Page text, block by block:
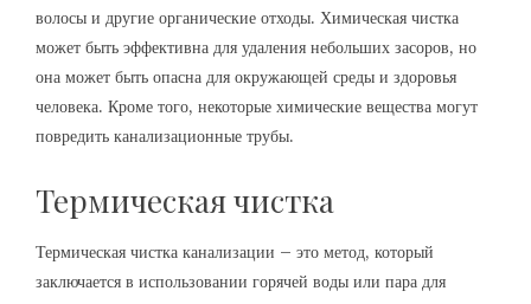
волосы и другие органические отходы. Химическая чистка
может быть эффективна для удаления небольших засоров, но
она может быть опасна для окружающей среды и здоровья
человека. Кроме того, некоторые химические вещества могут
повредить канализационные трубы.
Термическая чистка
Термическая чистка канализации – это метод, который
заключается в использовании горячей воды или пара для